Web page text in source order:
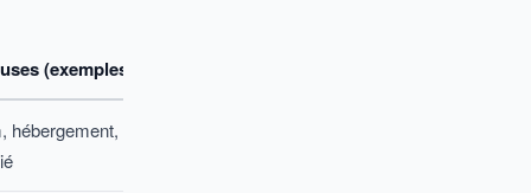
(exemples)
hébergement,